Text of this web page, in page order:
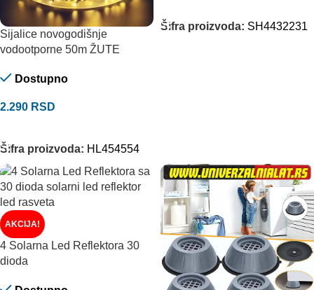
Sijalice novogodišnje
vodootporne 50m ŽUTE
Dostupno
2.290 RSD
Šifra proizvoda: HL454554
Šifra proizvoda: SH4432231
AKCIJA!
4 Solarna Led Reflektora 30
dioda